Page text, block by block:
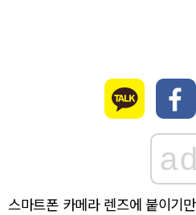
ad
스마트폰 카메라 렌즈에 붙이기